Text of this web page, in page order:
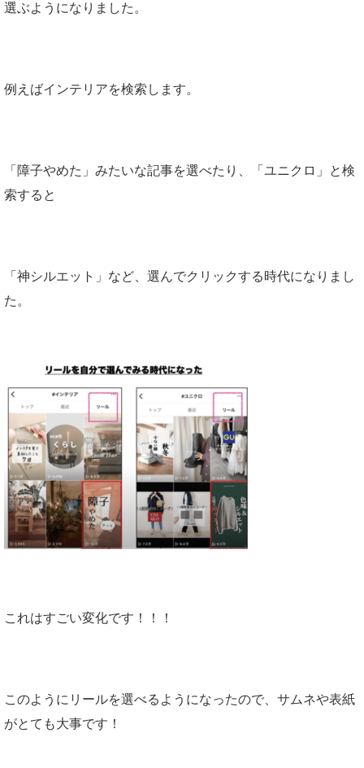
選ぶようになりました。
例えばインテリアを検索します。
「障子やめた」みたいな記事を選べたり、「ユニクロ」と検
索すると
「神シルエット」など、選んでクリックする時代になりまし
た。
これはすごい変化です！！！
このようにリールを選べるようになったので、サムネや表紙
がとても大事です！